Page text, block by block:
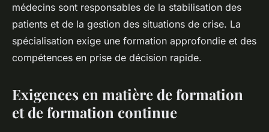
médecins sont responsables de la stabilisation des
patients et de la gestion des situations de crise. La
spécialisation exige une formation approfondie et des
compétences en prise de décision rapide.
Exigences en matière de formation
et de formation continue